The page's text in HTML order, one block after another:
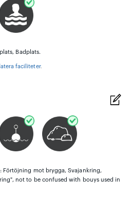
Badplats.
faciliteter.
Förtöjning mot brygga, Svajankring,
not to be confused with bouys used in